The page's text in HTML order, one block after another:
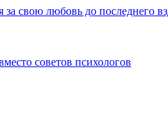
свою любовь до последнего
советов психологов